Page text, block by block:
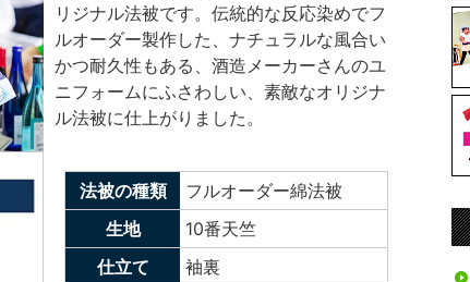
リジナル法被です。伝統的な反応染めでフ
ルオーダー製作した、ナチュラルな風合い
かつ耐久性もある、酒造メーカーさんのユ
ニフォームにふさわしい、素敵なオリジナ
ル法被に仕上がりました。
法被の種類
フルオーダー綿法被
生地
10番天竺
仕立て
袖裏